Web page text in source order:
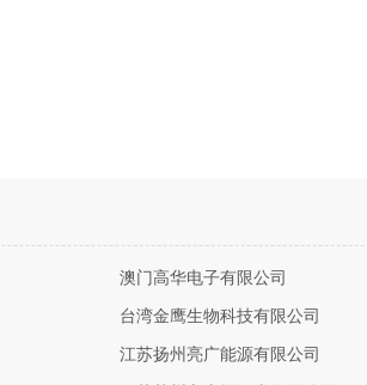
澳门高华电子有限公司
台湾金鹰生物科技有限公司
江苏扬州亮广能源有限公司